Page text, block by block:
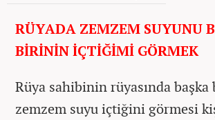
RÜYADA ZEMZEM SUYUNU
BİRİNİN İÇTİĞİMİ GÖRMEK
Rüya sahibinin rüyasında
zemzem suyu içtiğini görmesi